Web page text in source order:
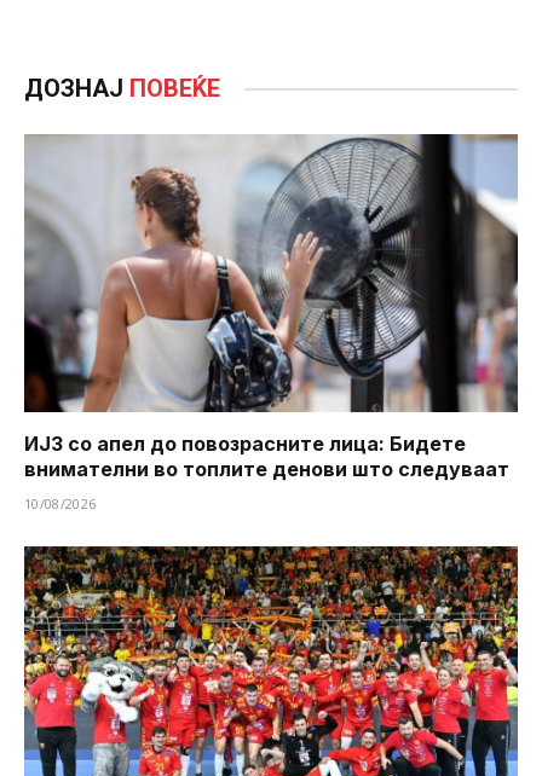
ДОЗНАЈ ПОВЕЌЕ
ИЈЗ со апел до повозрасните лица: Бидете
внимателни во топлите денови што следуваат
10/08/2026